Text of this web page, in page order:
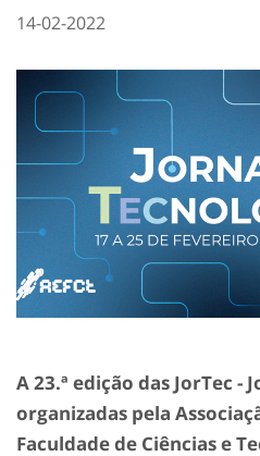
14-02-2022
A 23.ª edição das JorTec -
organizadas pela
Faculdade de Ciências e